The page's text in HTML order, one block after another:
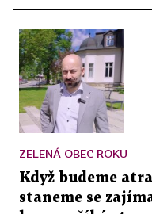
ZELENÁ OBEC ROKU
Když budeme
staneme se